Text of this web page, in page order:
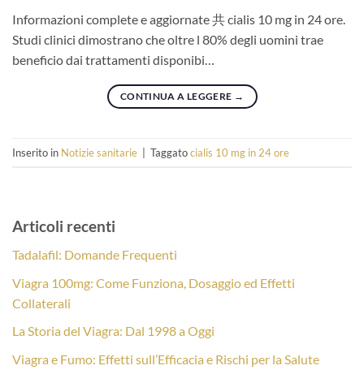
Informazioni complete e aggiornate 共 cialis 10 mg in 24 ore.
Studi clinici dimostrano che oltre l 80% degli uomini trae
beneficio dai trattamenti disponibi…
CONTINUA A LEGGERE →
Inserito in Notizie sanitarie Taggatocialis 10 mg in 24 ore
Articoli recenti
Tadalafil: Domande Frequenti
Viagra 100mg: Come Funziona, Dosaggio ed Effetti
Collaterali
La Storia del Viagra: Dal 1998 a Oggi
Viagra e Fumo: Effetti sull’Efficacia e Rischi per la Salute